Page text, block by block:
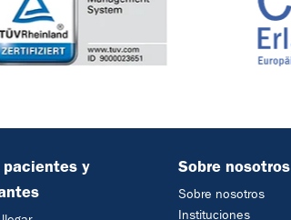
pacientes y
Sobre nosotros
Sobre nosotros
Instituciones